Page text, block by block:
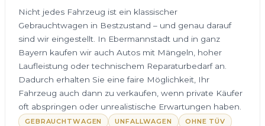
Nicht jedes Fahrzeug ist ein klassischer
Gebrauchtwagen in Bestzustand – und genau darauf
sind wir eingestellt. In Ebermannstadt und in ganz
Bayern kaufen wir auch Autos mit Mängeln, hoher
Laufleistung oder technischem Reparaturbedarf an.
Dadurch erhalten Sie eine faire Möglichkeit, Ihr
Fahrzeug auch dann zu verkaufen, wenn private Käufer
oft abspringen oder unrealistische Erwartungen haben.
GEBRAUCHTWAGEN UNFALLWAGEN
OHNE TÜV